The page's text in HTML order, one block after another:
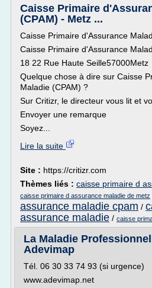
Caisse Primaire
(CPAM) - Metz ...
Caisse Primaire d'Assurance
Caisse Primaire d'Assurance
18 22 Rue Haute Seille57000Metz
Quelque chose à dire sur Caisse
Maladie (CPAM) ?
Sur Critizr, le directeur vous lit et
Envoyer une remarque
Soyez...
Lire la suite
Site : https://critizr.com
Thèmes liés : caisse primaire d
caisse primaire d assurance maladie de metz
assurance maladie cpam /
assurance maladie / caisse
La Maladie
Adevimap
Tél. 06 30 33 74 93 (si urgence)
www.adevimap.net